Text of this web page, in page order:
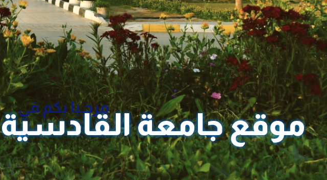
مرحـبا بكم في
موقع جامعة القادسية